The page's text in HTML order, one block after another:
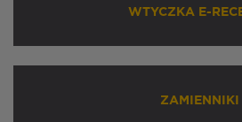
WTYCZKA E-
ZAMIENNIKI